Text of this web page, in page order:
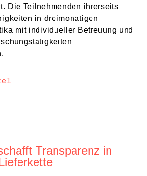
Die Teilnehmenden ihrerseits
in dreimonatigen
mit individueller Betreuung und
Transparenz in